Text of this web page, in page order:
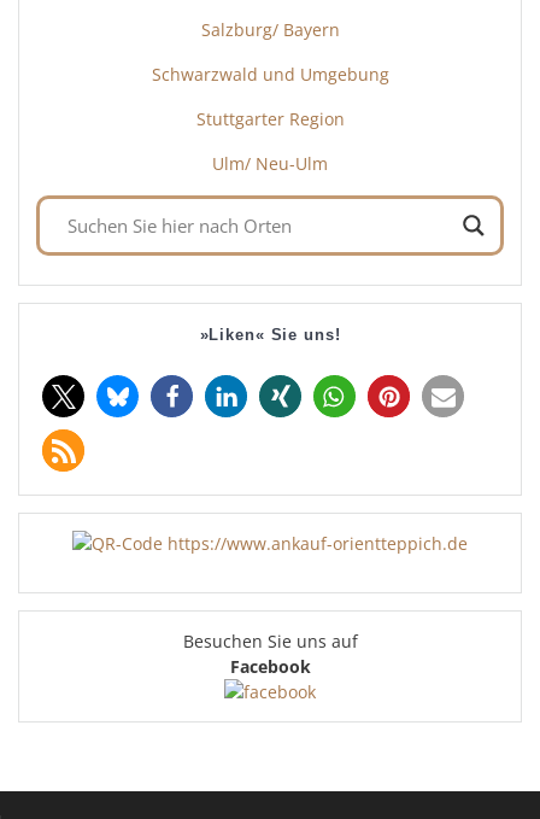
Salzburg/ Bayern
Schwarzwald und Umgebung
Stuttgarter Region
Ulm/ Neu-Ulm
»Liken« Sie uns!
Besuchen Sie uns auf
Facebook